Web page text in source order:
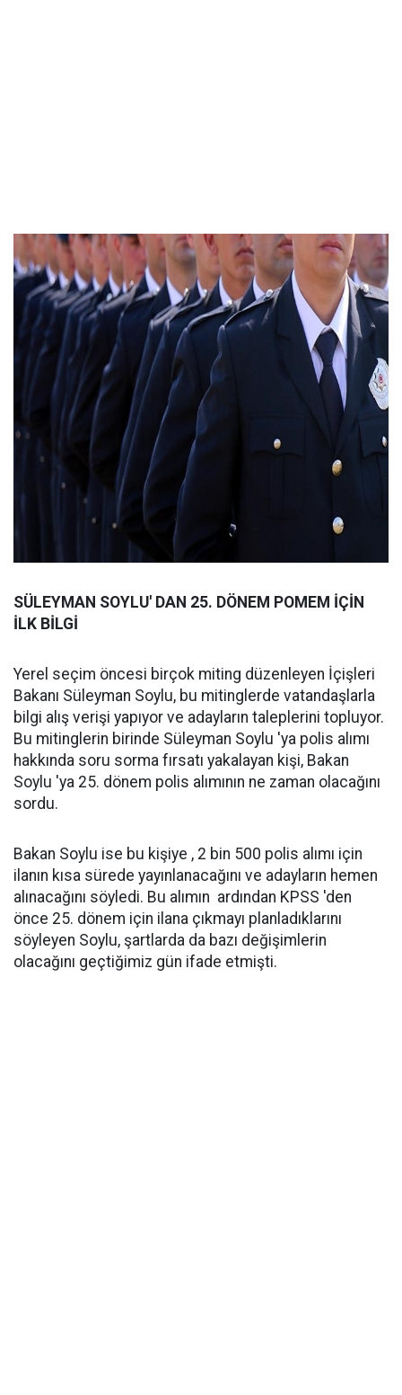
SÜLEYMAN SOYLU' DAN 25. DÖNEM POMEM İÇİN
İLK BİLGİ
Yerel seçim öncesi birçok miting düzenleyen İçişleri
Bakanı Süleyman Soylu, bu mitinglerde vatandaşlarla
bilgi alış verişi yapıyor ve adayların taleplerini topluyor.
Bu mitinglerin birinde Süleyman Soylu 'ya polis alımı
hakkında soru sorma fırsatı yakalayan kişi, Bakan
Soylu 'ya 25. dönem polis alımının ne zaman olacağını
sordu.
Bakan Soylu ise bu kişiye , 2 bin 500 polis alımı için
ilanın kısa sürede yayınlanacağını ve adayların hemen
alınacağını söyledi. Bu alımın ardından KPSS 'den
önce 25. dönem için ilana çıkmayı planladıklarını
söyleyen Soylu, şartlarda da bazı değişimlerin
olacağını geçtiğimiz gün ifade etmişti.